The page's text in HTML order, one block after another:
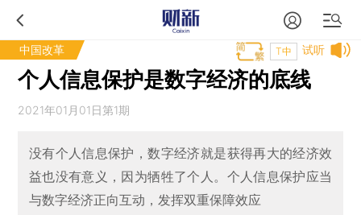
中国改革 试听
T中
个人信息保护是数字经济的底线
2021年01月01日第1期
没有个人信息保护，数字经济就是获得再大的经济效
益也没有意义，因为牺牲了个人。个人信息保护应当
与数字经济正向互动，发挥双重保障效应